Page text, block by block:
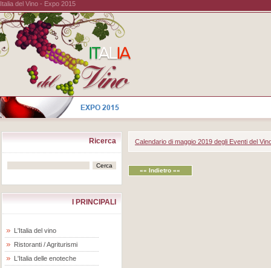
Italia del Vino - Expo 2015
Ricerca
I PRINCIPALI
L'Italia del vino
Ristoranti / Agriturismi
L'Italia delle enoteche
Calendario di maggio 2019 degli Eventi del
«« Indietro ««